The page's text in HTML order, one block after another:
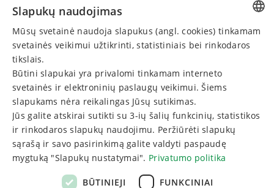
Užsakymo taisyklės
Privatumo politika
SUSISIEKITE
Skambinkite:
+370 313 60220
Rašykite:
LITHUANIAN
ENGLISH
Slapukų naudojimas
Mūsų svetainė naudoja slapukus (angl. cookies) tinkamam
svetainės veikimui užtikrinti, statistiniais bei rinkodaros
tikslais.
Būtini slapukai yra privalomi tinkamam interneto
svetainės ir elektroninių paslaugų veikimui. Šiems
slapukams nėra reikalingas Jūsų sutikimas.
Jūs galite atskirai sutikti su 3-ių šalių funkcinių, statistikos
ir rinkodaros slapukų naudojimu. Peržiūrėti slapukų
sąrašą ir savo pasirinkimą galite valdyti paspaudę
mygtuką "Slapukų nustatymai". Privatumo politika
BŪTINIEJI FUNKCINIAI